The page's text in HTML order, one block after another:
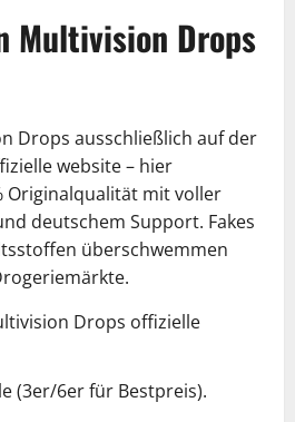
Multivision Drops
Drops ausschließlich auf der
website – hier
Originalqualität mit voller
deutschem Support. Fakes
überschwemmen
Drops offizielle
(3er/6er für Bestpreis).